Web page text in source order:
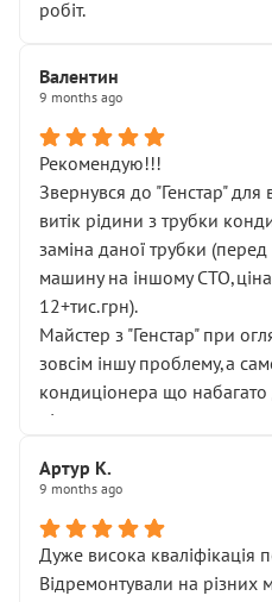
робіт.
Валентин
9 months ago
Рекомендую!!!
Звернувся до "Генстар"
витік рідини з трубки
заміна даної трубки
машину на іншому
12+тис.грн).
Майстер з "Генстар" при
зовсім іншу проблему,а
кондиціонера що
підсумку.
Артур К.
9 months ago
Дуже висока кваліфікація
Відремонтували на різних